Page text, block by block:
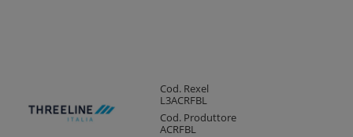
Cod. Rexel
L3ACRFBL
Cod. Produttore
ACRFBL